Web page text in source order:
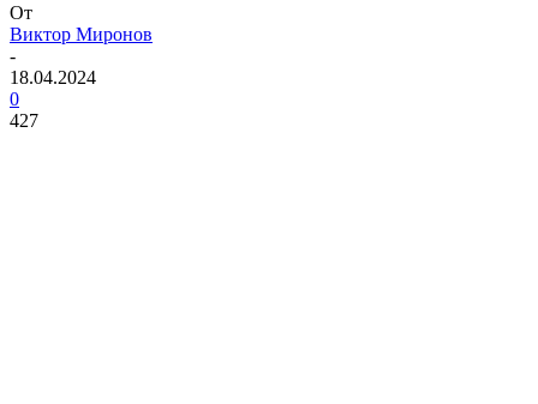
От
Виктор Миронов
-
18.04.2024
0
427